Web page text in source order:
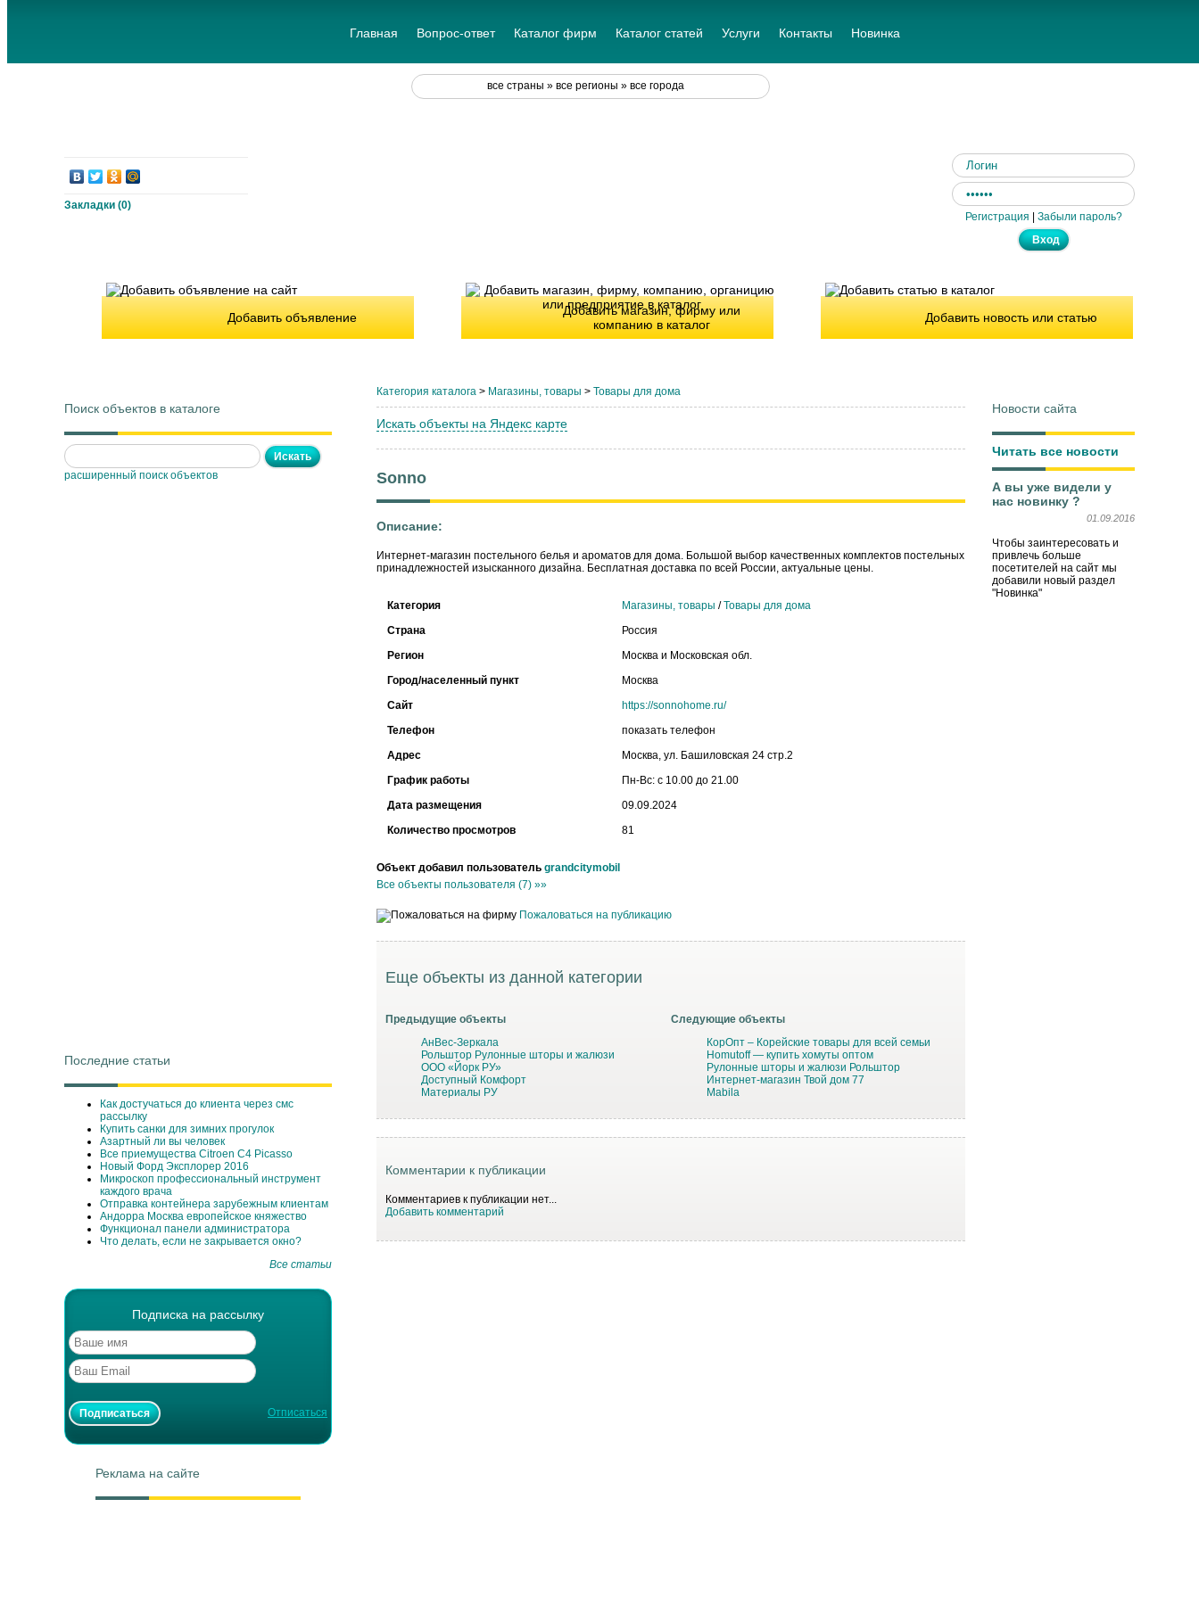
Главная Вопрос-ответ Каталог фирм Каталог статей Услуги Контакты Новинка
Закладки (0)
все страны » все регионы » все города
Регистрация | Забыли пароль?
Добавить объявление
Добавить магазин, фирму или
компанию в каталог
Добавить новость или статью
Поиск объектов в каталоге
расширенный поиск объектов
Последние статьи
Как достучаться до клиента через смс
рассылку
Купить санки для зимних прогулок
Азартный ли вы человек
Все приемущества Сitroen C4 Picasso
Новый Форд Эксплорер 2016
Микроскоп профессиональный инструмент
каждого врача
Отправка контейнера зарубежным клиентам
Андорра Москва европейское княжество
Функционал панели администратора
Что делать, если не закрывается окно?
Все статьи
Подписка на рассылку
Отписаться
Реклама на сайте
Категория каталога > Магазины, товары > Товары для дома
Искать объекты на Яндекс карте
Sonno
Описание:
Интернет-магазин постельного белья и ароматов для дома. Большой выбор качественных комплектов постельных
принадлежностей изысканного дизайна. Бесплатная доставка по всей России, актуальные цены.
Категория Магазины, товары /Товары для дома
Страна
Россия
Регион
Москва и Московская обл.
Город/населенный пункт
Москва
Сайт
https://sonnohome.ru/
Телефон
показать телефон
Адрес
Москва, ул. Башиловская 24 стр.2
График работы
Пн-Вс: с 10.00 до 21.00
Дата размещения
09.09.2024
Количество просмотров
81
Объект добавил пользователь grandcitymobil
Все объекты пользователя (7) »»
Пожаловаться на публикацию
Еще объекты из данной категории
Предыдущие объекты
АнВес-Зеркала
Рольштор Рулонные шторы и жалюзи
ООО «Йорк РУ»
Доступный Комфорт
Материалы РУ
Следующие объекты
КорОпт – Корейские товары для всей семьи
Homutoff — купить хомуты оптом
Рулонные шторы и жалюзи Рольштор
Интернет-магазин Твой дом 77
Mabila
Комментарии к публикации
Комментариев к публикации нет...
Добавить комментарий
Новости сайта
Читать все новости
А вы уже видели у
нас новинку ?
01.09.2016
Чтобы заинтересовать и
привлечь больше
посетителей на сайт мы
добавили новый раздел
"Новинка"